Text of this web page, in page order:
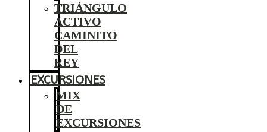
TRIÁNGULO
ACTIVO
CAMINITO
DEL
REY
EXCURSIONES
MIX
DE
EXCURSIONES